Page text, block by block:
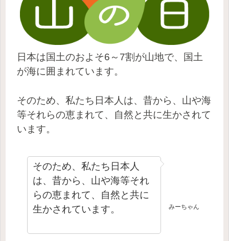
日本は国土のおよそ6～7割が山地で、国土
が海に囲まれています。
そのため、私たち日本人は、昔から、山や海
等それらの恵まれて、自然と共に生かされて
います。
みーちゃん
そのため、私たち日本人
は、昔から、山や海等それ
らの恵まれて、自然と共に
生かされています。